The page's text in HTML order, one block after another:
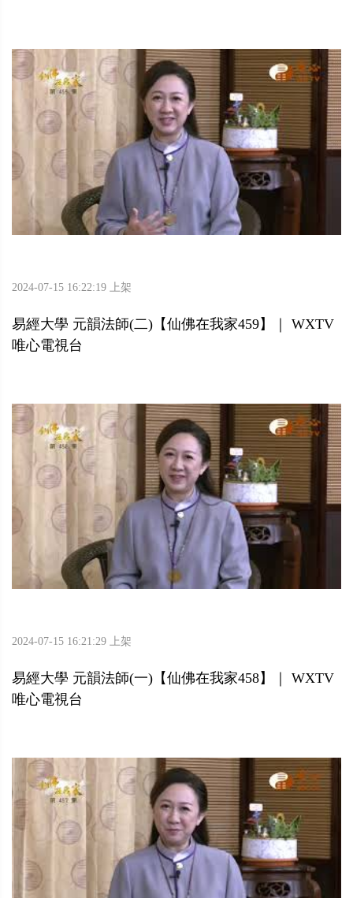
2024-07-15 16:22:19 上架
易經大學 元韻法師(二)【仙佛在我家459】｜ WXTV
唯心電視台
2024-07-15 16:21:29 上架
易經大學 元韻法師(一)【仙佛在我家458】｜ WXTV
唯心電視台